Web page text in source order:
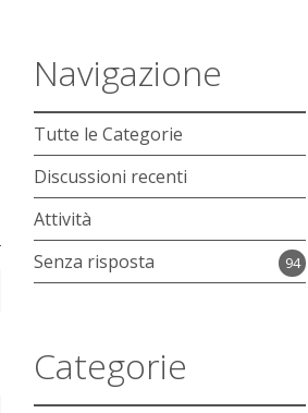
Quick
Links
Tutte le Categorie
Discussioni recenti
Attività
Senza risposta
94
Categorie